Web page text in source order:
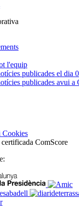
l'equip
publicades el dia
publicades avui a
Cookies
ComScore